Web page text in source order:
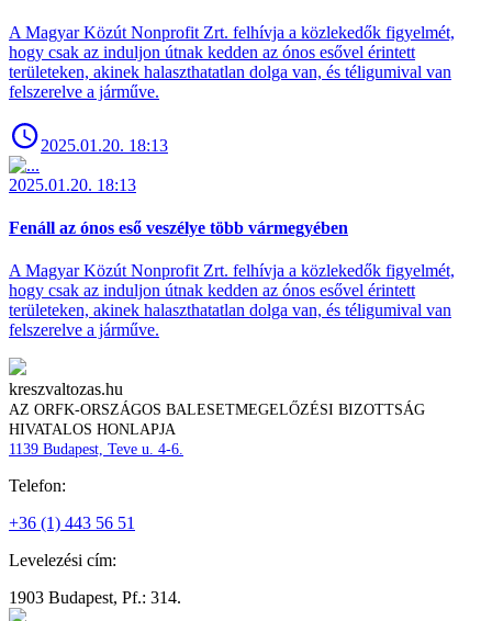
A Magyar Közút Nonprofit Zrt. felhívja a közlekedők figyelmét,
hogy csak az induljon útnak kedden az ónos esővel érintett
területeken, akinek halaszthatatlan dolga van, és téligumival van
felszerelve a járműve.
2025.01.20. 18:13
2025.01.20. 18:13
Fenáll az ónos eső veszélye több vármegyében
A Magyar Közút Nonprofit Zrt. felhívja a közlekedők figyelmét,
hogy csak az induljon útnak kedden az ónos esővel érintett
területeken, akinek halaszthatatlan dolga van, és téligumival van
felszerelve a járműve.
kreszvaltozas.hu
AZ ORFK-ORSZÁGOS BALESETMEGELŐZÉSI BIZOTTSÁG
HIVATALOS HONLAPJA
1139 Budapest, Teve u. 4-6.
Telefon:
+36 (1) 443 56 51
Levelezési cím:
1903 Budapest, Pf.: 314.